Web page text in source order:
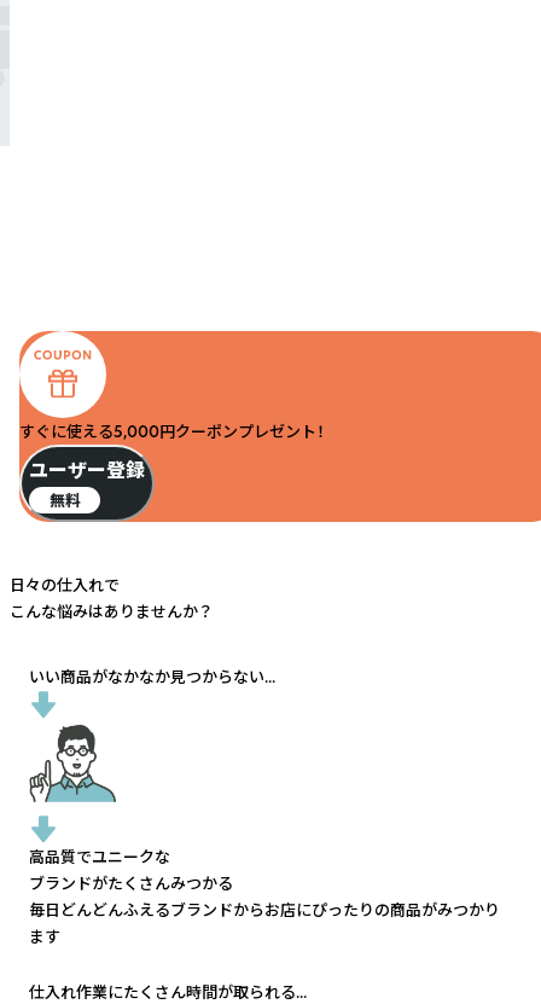
すぐに使える5,000円クーポンプレゼント！
ユーザー登録
無料
日々の仕入れで
こんな悩みはありませんか？
いい商品がなかなか見つからない...
高品質でユニークな
ブランドがたくさんみつかる
毎日どんどんふえるブランドからお店にぴったりの商品がみつかり
ます
仕入れ作業にたくさん時間が取られる...